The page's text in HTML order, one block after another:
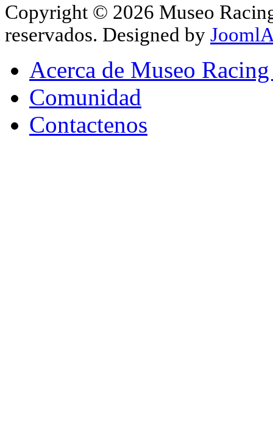
Copyright © 2026 Museo
reservados. Designed by
Acerca de Museo
Comunidad
Contactenos